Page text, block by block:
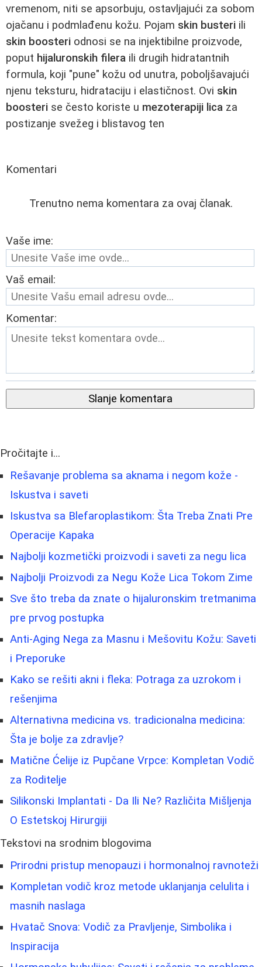
vremenom, niti se apsorbuju, ostavljajući za sobom
ojačanu i podmlađenu kožu. Pojam skin busteri ili
skin boosteri odnosi se na injektibilne proizvode,
poput hijaluronskih filera ili drugih hidratantnih
formula, koji "pune" kožu od unutra, poboljšavajući
njenu teksturu, hidrataciju i elastičnost. Ovi skin
boosteri se često koriste u mezoterapiji lica za
postizanje svežeg i blistavog ten
Komentari
Trenutno nema komentara za ovaj članak.
Vaše ime:
Vaš email:
Komentar:
Slanje komentara
Pročitajte i...
Rešavanje problema sa aknama i negom kože -
Iskustva i saveti
Iskustva sa Blefaroplastikom: Šta Treba Znati Pre
Operacije Kapaka
Najbolji kozmetički proizvodi i saveti za negu lica
Najbolji Proizvodi za Negu Kože Lica Tokom Zime
Sve što treba da znate o hijaluronskim tretmanima
pre prvog postupka
Anti-Aging Nega za Masnu i Mešovitu Kožu: Saveti
i Preporuke
Kako se rešiti akni i fleka: Potraga za uzrokom i
rešenjima
Alternativna medicina vs. tradicionalna medicina:
Šta je bolje za zdravlje?
Matične Ćelije iz Pupčane Vrpce: Kompletan Vodič
za Roditelje
Silikonski Implantati - Da Ili Ne? Različita Mišljenja
O Estetskoj Hirurgiji
Tekstovi na srodnim blogovima
Prirodni pristup menopauzi i hormonalnoj ravnoteži
Kompletan vodič kroz metode uklanjanja celulita i
masnih naslaga
Hvatač Snova: Vodič za Pravljenje, Simbolika i
Inspiracija